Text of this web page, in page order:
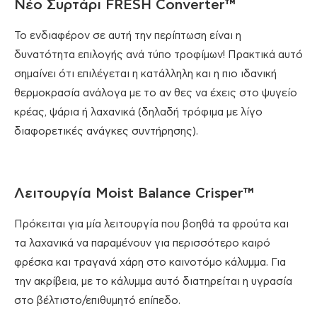
Νέο Συρτάρι FRESH Converter™
Το ενδιαφέρον σε αυτή την περίπτωση είναι η
δυνατότητα επιλογής ανά τύπο τροφίμων! Πρακτικά αυτό
σημαίνει ότι επιλέγεται η κατάλληλη και η πιο ιδανική
θερμοκρασία ανάλογα με το αν θες να έχεις στο ψυγείο
κρέας, ψάρια ή λαχανικά (δηλαδή τρόφιμα με λίγο
διαφορετικές ανάγκες συντήρησης).
Λειτουργία Moist Balance Crisper™
Πρόκειται για μία λειτουργία που βοηθά τα φρούτα και
τα λαχανικά να παραμένουν για περισσότερο καιρό
φρέσκα και τραγανά χάρη στο καινοτόμο κάλυμμα. Για
την ακρίβεια, με το κάλυμμα αυτό διατηρείται η υγρασία
στο βέλτιστο/επιθυμητό επίπεδο.